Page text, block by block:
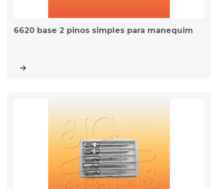
6620 base 2 pinos simples para manequim